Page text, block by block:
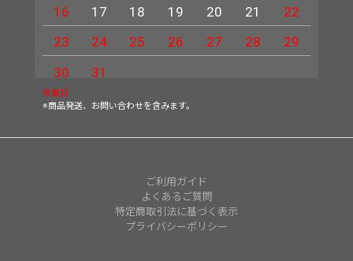
16
17 18 19 20 21
22
23
24 25 26 27 28
29
30
31
休業日
※商品発送、お問い合わせを含みます。
ご利用ガイド
よくあるご質問
特定商取引法に基づく表示
プライバシーポリシー